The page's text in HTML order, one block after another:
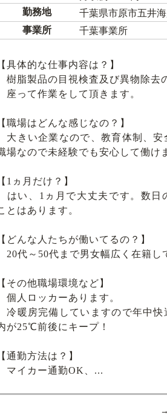
勤務地
千葉県市原市五井
事業所
千葉事業所
【具体的な仕事内容は？】
樹脂製品の目視検査及び異物除去
座って作業をして頂きます。
【職場はどんな感じなの？】
大きい企業なので、教育体制、安
場なので未経験でも安心して働け
【1ヵ月だけ？】
はい、1ヵ月で大丈夫です。数日
とはあります。
【どんな人たちが働いてるの？】
20代～50代まで男女幅広く在籍し
【その他職場環境など】
個人ロッカーあります。
冷暖房完備していますので年中快
が25℃前後にキープ！
【通勤方法は？】
マイカー通勤OK、...